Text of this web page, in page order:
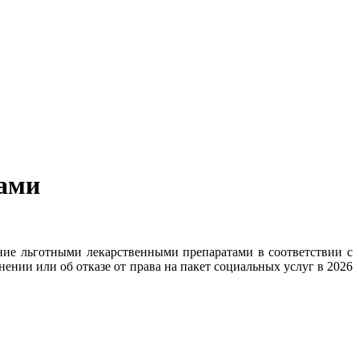
льготными лекарственными препаратами в соответствии с
или об отказе от права на пакет социальных услуг в 2026